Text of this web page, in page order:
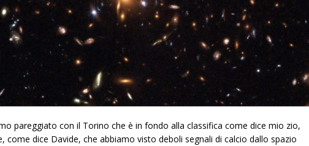
pareggiato con il Torino che è in fondo alla classifica come dice mio zio,
come dice Davide, che abbiamo visto deboli segnali di calcio dallo spazio